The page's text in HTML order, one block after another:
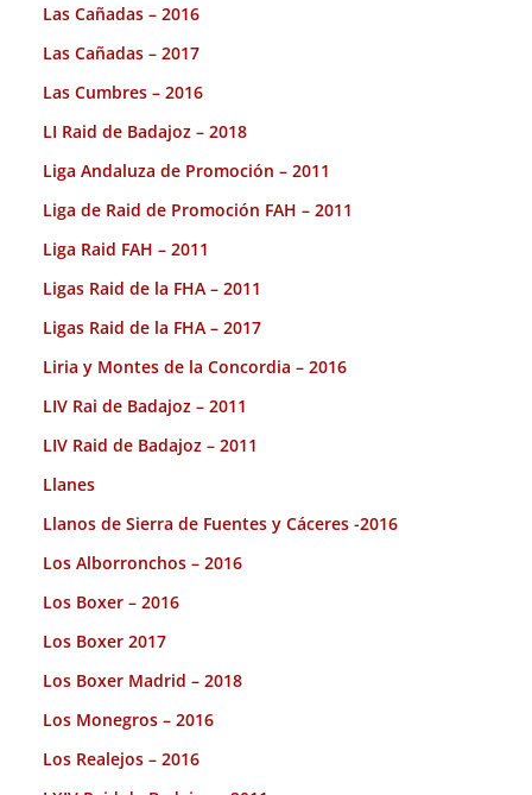
Las Cañadas – 2016
Las Cañadas – 2017
Las Cumbres – 2016
LI Raid de Badajoz – 2018
Liga Andaluza de Promoción – 2011
Liga de Raid de Promoción FAH – 2011
Liga Raid FAH – 2011
Ligas Raid de la FHA – 2011
Ligas Raid de la FHA – 2017
Liria y Montes de la Concordia – 2016
LIV Rai de Badajoz – 2011
LIV Raid de Badajoz – 2011
Llanes
Llanos de Sierra de Fuentes y Cáceres -2016
Los Alborronchos – 2016
Los Boxer – 2016
Los Boxer 2017
Los Boxer Madrid – 2018
Los Monegros – 2016
Los Realejos – 2016